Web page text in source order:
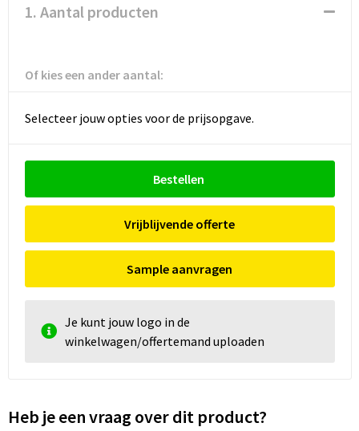
1. Aantal producten
Of kies een ander aantal:
Selecteer jouw opties voor de prijsopgave.
Bestellen
Vrijblijvende offerte
Sample aanvragen
Je kunt jouw logo in de
winkelwagen/offertemand uploaden
Heb je een vraag over dit product?